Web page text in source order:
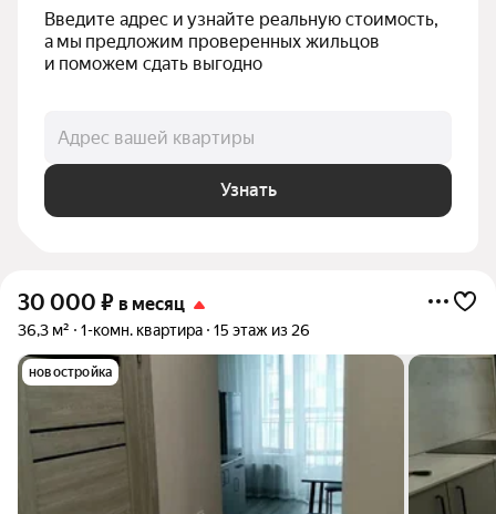
Введите адрес и узнайте реальную стоимость,
а мы предложим проверенных жильцов
и поможем сдать выгодно
Адрес вашей квартиры
Узнать
30 000 ₽ в месяц
36,3 м² 1-комн. квартира 15 этаж из 26
новостройка